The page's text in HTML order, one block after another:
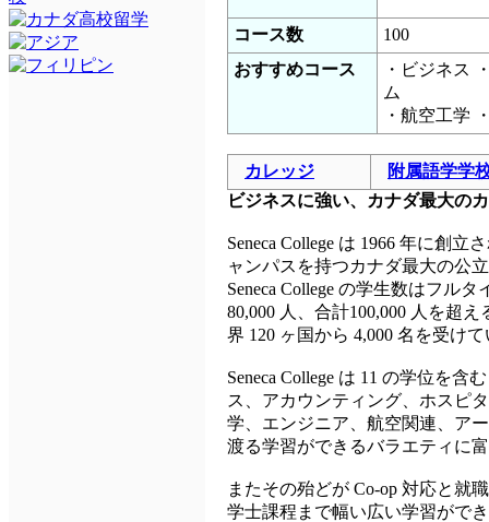
コース数
100
おすすめコース
・ビジネス
ム
・航空工学
カレッジ
附属語学学
ビジネスに強い、カナダ最大の
Seneca College は 1966 年に創立
ャンパスを持つカナダ最大の公
Seneca College の学生数はフル
80,000 人、合計100,000 人を超
界 120 ヶ国から 4,000 名を受け
Seneca College は 11 の学位を含
ス、アカウンティング、ホスピ
学、エンジニア、航空関連、ア
渡る学習ができるバラエティに
またその殆どが Co-op 対応と就
学士課程まで幅い広い学習がで